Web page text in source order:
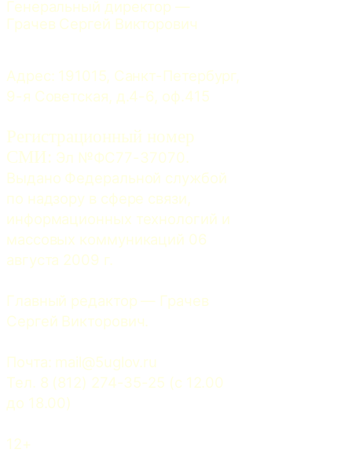
Генеральный директор —
Грачев Сергей Викторович
Адрес: 191015, Санкт-Петербург,
9-я Советская, д.4-6, оф.415
Регистрационный номер
СМИ: Эл №ФС77-37070.
Выдано Федеральной службой
по надзору в сфере связи,
информационных технологий и
массовых коммуникаций 06
августа 2009 г.
Главный редактор — Грачев
Сергей Викторович.
Почта: mail@5uglov.ru
Тел. 8 (812) 274-35-25 (c 12.00
до 18.00)
12+